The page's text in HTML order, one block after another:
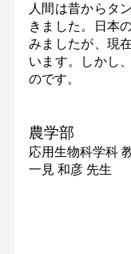
人間は昔からタ
きました。日本
みましたが、現
います。しかし
のです。
農学部
応用生物科学科
一見 和彦 先生